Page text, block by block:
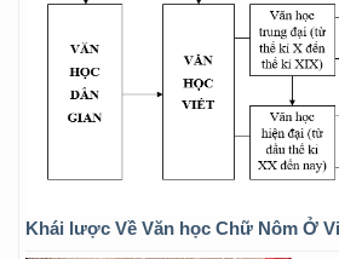
Khái lược Về Văn học Chữ Nôm Ở